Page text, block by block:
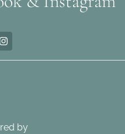
by